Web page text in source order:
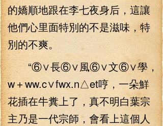
的嬌順地跟在李七夜身后，這讓
他們心里面特別的不是滋味，特
別的不爽。
“⑥∨長⑥∨風⑥∨文⑥∨學，
w＋ww.c∨fwx.n△et哼，一朵鮮
花插在牛糞上了，真不明白葉宗
主乃是一代宗師，會看上這個人